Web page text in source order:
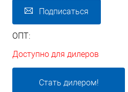
Подписаться
ОПТ:
Доступно для дилеров
Стать дилером!